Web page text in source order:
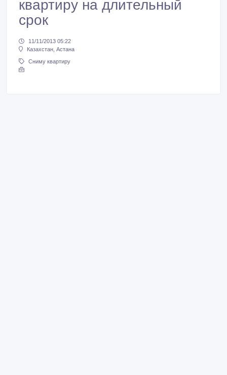
квартиру на длительный
срок
11/11/2013 05:22
Казахстан, Астана
Сниму квартиру